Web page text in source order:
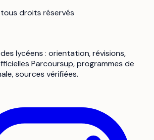
droits réservés
lycéens : orientation, révisions,
Parcoursup, programmes de
sources vérifiées.